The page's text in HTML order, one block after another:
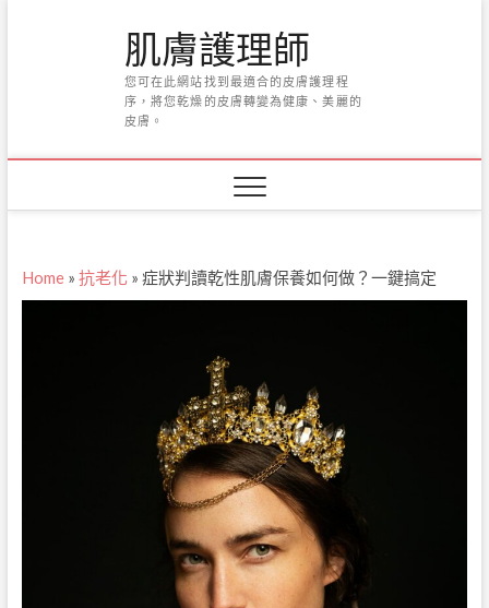
肌膚護理師
您可在此網站找到最適合的皮膚護理程
序，將您乾燥的皮膚轉變為健康、美麗的
皮膚。
Home» 抗老化 » 症狀判讀乾性肌膚保養如何做？一鍵搞定